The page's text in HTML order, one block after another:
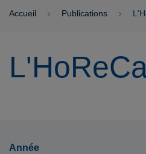
Accueil Publications
Année